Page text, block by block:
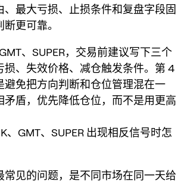
、最大亏损、止损条件和复盘字段固
更可靠。
、SUPER，交易前建议写下三个
损、失效价格、减仓触发条件。第 4
避免把方向判断和仓位管理混在一
矛盾，优先降低仓位，而不是用更高
、GMT、SUPER 出现相反信号时怎
常见的问题，是不同市场在同一天给